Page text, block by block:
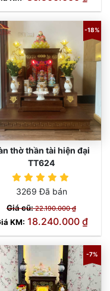
-18%
thờ thần tài hiện đại
TT624
3269 Đã bán
Giá cũ:22.190.000 ₫
KM: 18.240.000 ₫
-7%